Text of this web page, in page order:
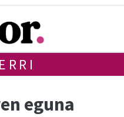
eguna